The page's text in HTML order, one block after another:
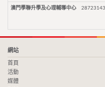
澳門學聯升學及心理輔導中心 28723143
網站
首頁
活動
媒體